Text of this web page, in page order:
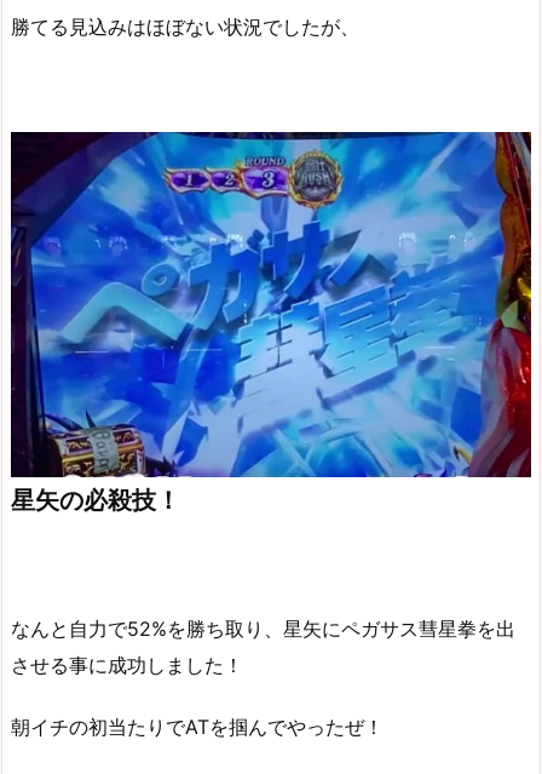
勝てる見込みはほぼない状況でしたが、
星矢の必殺技！
なんと自力で52%を勝ち取り、星矢にペガサス彗星拳を出
させる事に成功しました！
朝イチの初当たりでATを掴んでやったぜ！